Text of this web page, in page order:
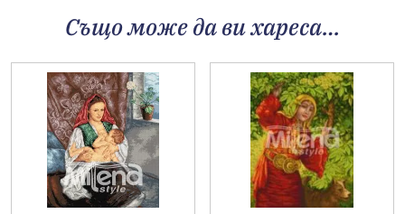
Също може да ви хареса…